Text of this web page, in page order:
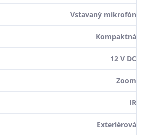
Vstavaný mikrofón
Kompaktná
12 V DC
Zoom
IR
Exteriérová